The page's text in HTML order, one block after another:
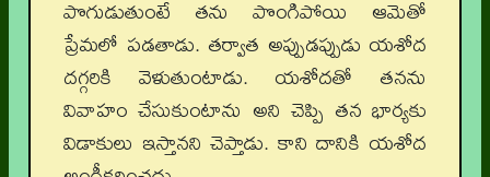
పొగుడుతుంటే తను పొంగిపోయి ఆమెతో
ప్రేమలో పడతాడు. తర్వాత అప్పుడప్పుడు యశోద
దగ్గరికి వెళుతుంటాడు. యశోదతో తనను
వివాహం చేసుకుంటాను అని చెప్పి తన భార్యకు
విడాకులు ఇస్తానని చెప్తాడు. కాని దానికి యశోద